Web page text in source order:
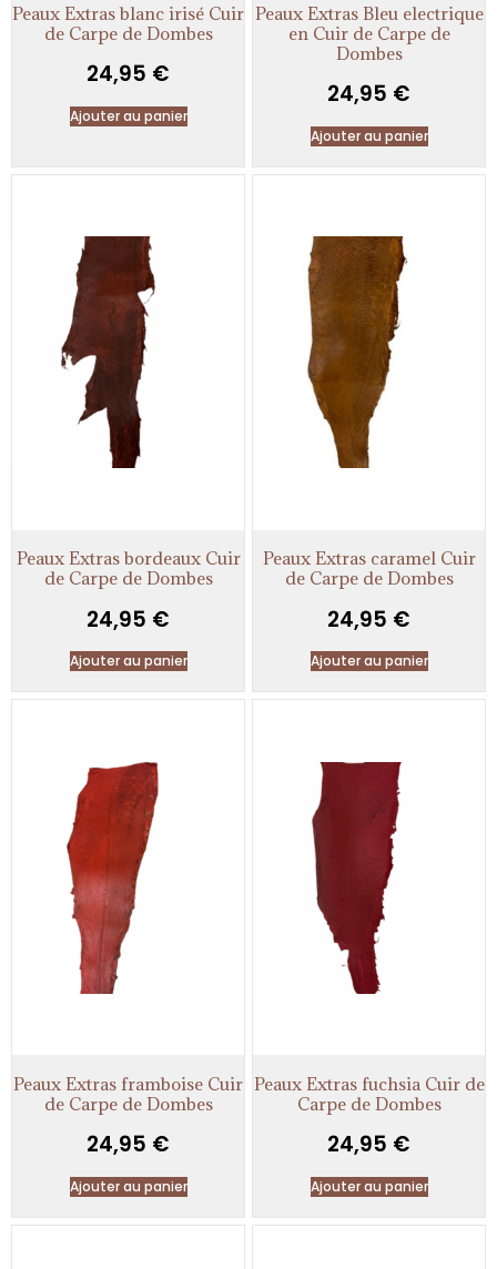
Peaux Extras blanc irisé Cuir
de Carpe de Dombes
24,95 €
Ajouter au panier
Peaux Extras Bleu electrique
en Cuir de Carpe de
Dombes
24,95 €
Ajouter au panier
Peaux Extras bordeaux Cuir
de Carpe de Dombes
24,95 €
Ajouter au panier
Peaux Extras caramel Cuir
de Carpe de Dombes
24,95 €
Ajouter au panier
Peaux Extras framboise Cuir
de Carpe de Dombes
24,95 €
Ajouter au panier
Peaux Extras fuchsia Cuir de
Carpe de Dombes
24,95 €
Ajouter au panier